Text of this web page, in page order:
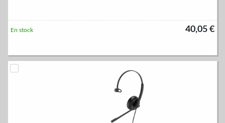
40,05 €
En stock